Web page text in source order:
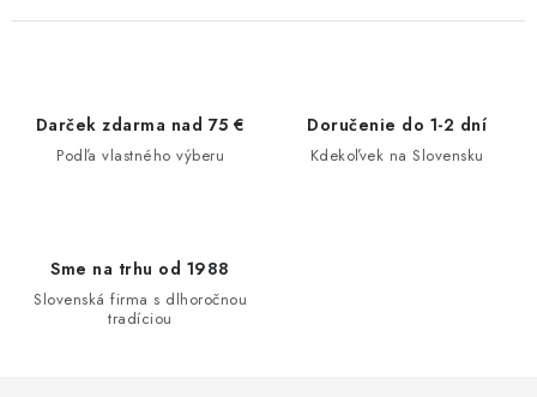
Darček zdarma nad 75 €
Podľa vlastného výberu
Doručenie do 1-2 dní
Kdekoľvek na Slovensku
Sme na trhu od 1988
Slovenská firma s dlhoročnou
tradíciou